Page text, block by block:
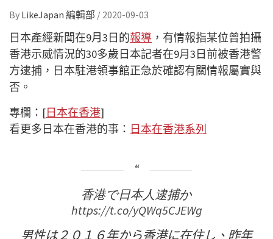
By LikeJapan 編輯部 / 2020-09-03
日本產經新聞在9月3日的報導 ，有情報指某位曾拍攝
香港示威情況的30多歲日本記者在9月3日前被香港警
方逮捕，日本駐港領事館正急於確認有關情報屬實與
否。
專欄：[日本在香港]
看更多日本在香港的事： 日本在香港系列
香港で日本人逮捕か
https://t.co/yQWq5CJEWg
男性は２０１６年から香港に在住し、昨年